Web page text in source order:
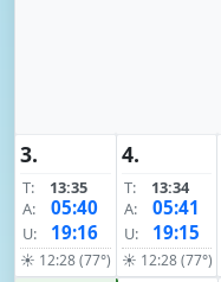
3.
T:
13:35
A:
05:40
U: 19:16
☀ 12:28 (77°)
4.
T:
13:34
A:
05:41
U: 19:15
☀ 12:28 (77°)